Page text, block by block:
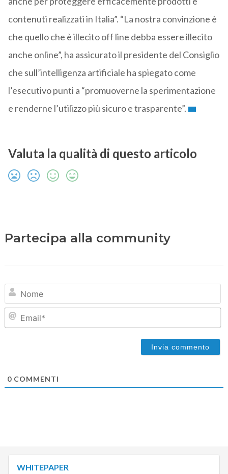
contenuti realizzati in Italia”. “La nostra convinzione è
che quello che è illecito off line debba essere illecito
anche online”, ha assicurato il presidente del Consiglio
che sull’intelligenza artificiale ha spiegato come
l’esecutivo punti a “promuoverne la sperimentazione
e renderne l’utilizzo più sicuro e trasparente”.
Valuta la qualità di questo articolo
Partecipa alla community
0COMMENTI
WHITEPAPER